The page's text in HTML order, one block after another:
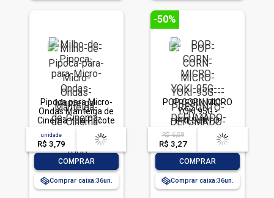
Pipoca para Micro-
Ondas Manteiga de
Cinema Yoki Pacote
100g
unidade
R$ 3,79
acima de
-- --,--un.
COMPRAR
Comprar caixa:36
-50%
POP CORN MICRO
YOKI 95G -
PRESUNTO
DEFUMADO
R$ 6,59
R$ 3,27
acima de
-- --,--un.
COMPRAR
Comprar caixa:36